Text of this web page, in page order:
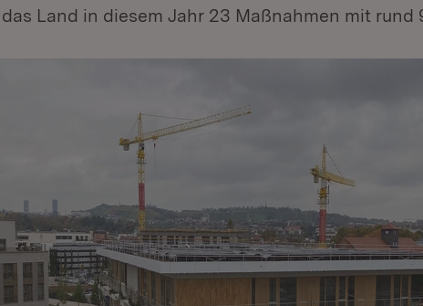
Land in diesem Jahr 23 Maßnahmen mit rund